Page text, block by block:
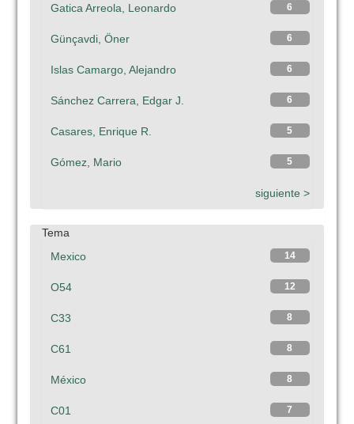
6
Gatica Arreola, Leonardo
6
Günçavdi, Öner
6
Islas Camargo, Alejandro
6
Sánchez Carrera, Edgar J.
5
Casares, Enrique R.
5
Gómez, Mario
siguiente >
Tema
14
Mexico
12
O54
8
C33
8
C61
8
México
7
C01